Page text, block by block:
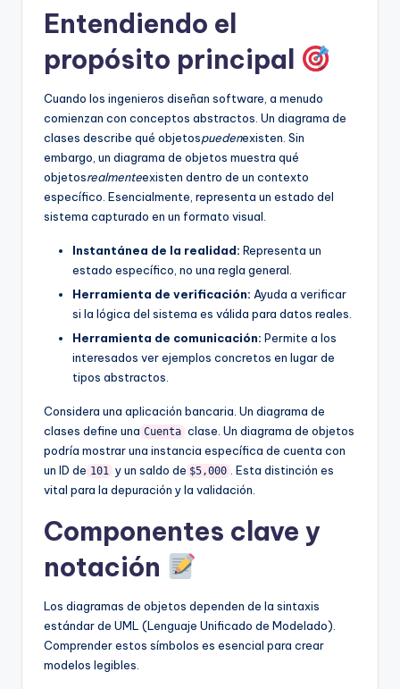
si
Entendiendo el
propósito principal
Cuando los ingenieros diseñan software, a menudo
comienzan con conceptos abstractos. Un diagrama de
clases describe qué objetospuedenexisten. Sin
embargo, un diagrama de objetos muestra qué
objetosrealmenteexisten dentro de un contexto
específico. Esencialmente, representa un estado del
sistema capturado en un formato visual.
Instantánea de la realidad: Representa un
estado específico, no una regla general.
Herramienta de verificación: Ayuda a verificar
si la lógica del sistema es válida para datos reales.
Herramienta de comunicación: Permite a los
interesados ver ejemplos concretos en lugar de
tipos abstractos.
Considera una aplicación bancaria. Un diagrama de
clases define una Cuenta clase. Un diagrama de objetos
podría mostrar una instancia específica de cuenta con
un ID de 101 y un saldo de $5,000
. Esta distinción es
vital para la depuración y la validación.
Componentes clave y
notación
Los diagramas de objetos dependen de la sintaxis
estándar de UML (Lenguaje Unificado de Modelado).
Comprender estos símbolos es esencial para crear
modelos legibles.